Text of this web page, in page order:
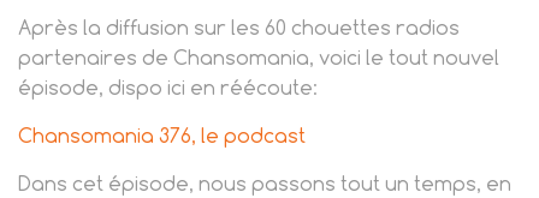
Après la diffusion sur les 60 chouettes radios
partenaires de Chansomania, voici le tout nouvel
épisode, dispo ici en réécoute:
Chansomania 376, le podcast
Dans cet épisode, nous passons tout un temps, en